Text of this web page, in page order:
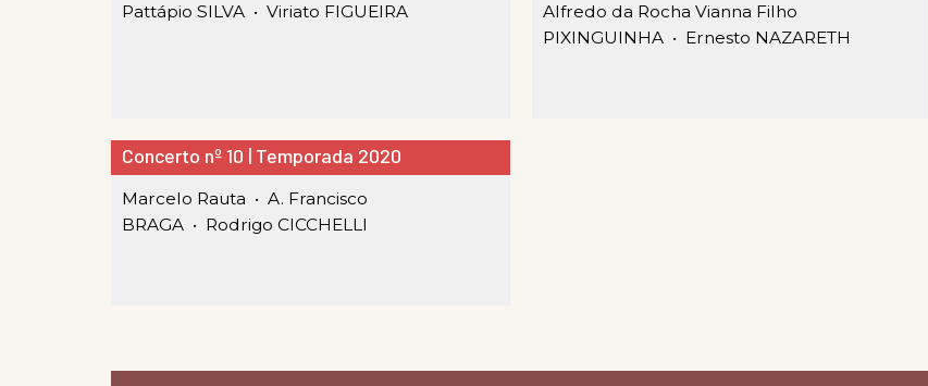
Pattápio SILVA • Viriato FIGUEIRA
Alfredo da Rocha Vianna Filho
PIXINGUINHA • Ernesto NAZARETH
Concerto nº 10 | Temporada 2020
Marcelo Rauta • A. Francisco
BRAGA • Rodrigo CICCHELLI